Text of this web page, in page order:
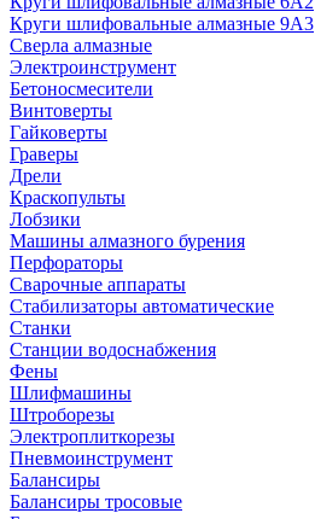
Круги шлифовальные алмазные 9А3
Сверла алмазные
Электроинструмент
Бетоносмесители
Винтоверты
Гайковерты
Граверы
Дрели
Краскопульты
Лобзики
Машины алмазного бурения
Перфораторы
Сварочные аппараты
Стабилизаторы автоматические
Станки
Станции водоснабжения
Фены
Шлифмашины
Штроборезы
Электроплиткорезы
Пневмоинструмент
Балансиры
Балансиры тросовые